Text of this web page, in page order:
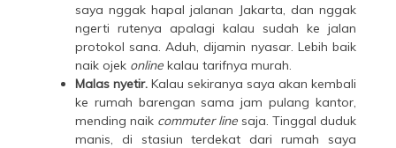
saya nggak hapal jalanan Jakarta, dan nggak
ngerti rutenya apalagi kalau sudah ke jalan
protokol sana. Aduh, dijamin nyasar. Lebih baik
naik ojek onlinekalau tarifnya murah.
Malas nyetir.Kalau sekiranya saya akan kembali
ke rumah barengan sama jam pulang kantor,
mending naik commuter line saja. Tinggal duduk
manis, di stasiun terdekat dari rumah saya